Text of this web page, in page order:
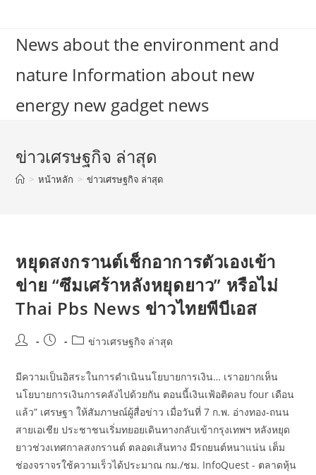
contentNews about the environment and
nature Information about new
energy new gadget news
ข่าวเศรษฐกิจ ล่าสุด
> หน้าหลัก > ข่าวเศรษฐกิจ ล่าสุด
หยุดสงกรานต์เช็กอาการตัวเองเข้า
ข่าย “ซึมเศร้าหลังหยุดยาว” หรือไม่
Thai Pbs News ข่าวไทยพีบีเอส
Post
Post
Postข่าวเศรษฐกิจ ล่าสุด
มีความเป็นอิสระในการดำเนินนโยบายการเงิน… เราอยากเห็น
นโยบายการเงินการคลังไปด้วยกัน ตอนนี้เงินเฟ้อติดลบ four เดือน
แล้ว” เศรษฐา ให้สัมภาษณ์ผู้สื่อข่าว เมื่อวันที่ 7 ก.พ. อ่างทอง-ถนน
สายเอเชีย ประชาชนเริ่มทยอยเดินทางกลับเข้ากรุงเทพฯ หลังหยุด
ยาวช่วงเทศกาลสงกรานต์ ตลอดเส้นทาง มีรถยนต์หนาแน่น เต็ม
ช่องจราจรใช้ความเร็วได้ประมาณ กม./ชม. InfoQuest - ตลาดหุ้น